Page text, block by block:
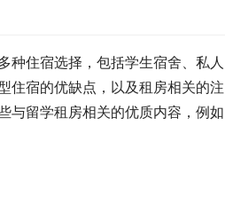
种住宿选择，包括学生宿舍、私人
住宿的优缺点，以及租房相关的注
与留学租房相关的优质内容，例如